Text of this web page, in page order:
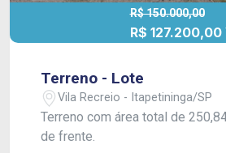
R$ 150.000,00
R$ 127.200,00
Terreno - Lote
Vila Recreio - Itapetininga/SP
Terreno com área total de
de frente.